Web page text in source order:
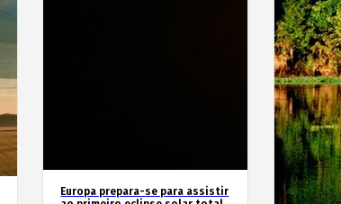
Europa prepara-se para assistir